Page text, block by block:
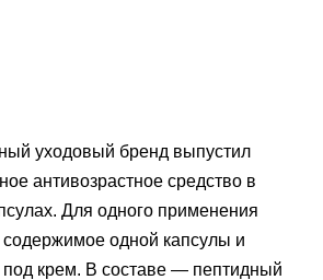
уходовый бренд выпустил
антивозрастное средство в
Для одного применения
одной капсулы и
под крем. В составе — пептидный